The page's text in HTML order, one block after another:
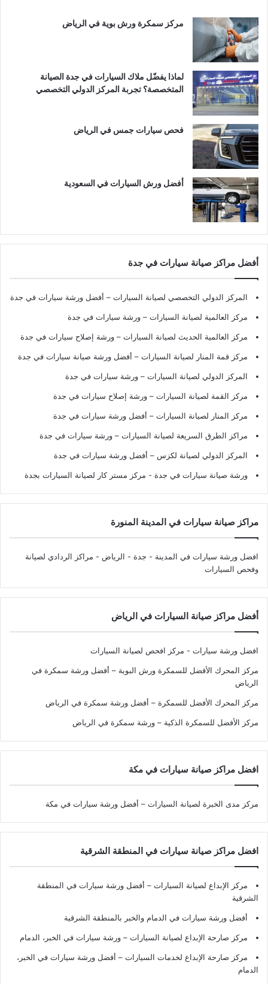
مركز سمكرة ورش بوية في الرياض
لماذا يفضّل ملاك السيارات في جدة الصيانة
المتخصصة؟ تجربة المركز الدولي التخصصي
فحص سيارات جمس في الرياض
أفضل ورش السيارات في السعودية
أفضل مراكز صيانة سيارات في جدة
المركز الدولي التخصصي لصيانة السيارات – أفضل ورشة سيارات في جدة
مركز العالمية لصيانة السيارات – ورشة سيارات في جدة
مركز العالمية الحديث لصيانة السيارات – ورشة إصلاح سيارات في جدة
مركز قمة المنار لصيانة السيارات – أفضل ورشة صيانة سيارات في جدة
المركز الدولي لصيانة السيارات – ورشة سيارات في جدة
مركز القمة لصيانة السيارات – ورشة إصلاح سيارات في جدة
مركز المنار لصيانة السيارات – أفضل ورشة سيارات في جدة
مراكز الطرق السريعة لصيانة السيارات – ورشة سيارات في جدة
المركز الدولي لصيانة لكزس – أفضل ورشة سيارات في جدة
ورشة صيانة سيارات في جدة - مركز مستر كار لصيانة السيارات بجدة
مراكز صيانة سيارات في المدينة المنورة
افضل ورشة سيارات في المدينة - جدة - الرياض - مراكز الردادي لصيانة
وفحص السيارات
أفضل مراكز صيانة السيارات في الرياض
افضل ورشة سيارات - مركز افحص لصيانة السيارات
مركز المحرك الأفضل للسمكرة ورش البوية – أفضل ورشة سمكرة في
الرياض
مركز المحرك الأفضل للسمكرة – أفضل ورشة سمكرة في الرياض
مركز الأفضل للسمكرة الذكية – ورشة سمكرة في الرياض
افضل مراكز صيانة سيارات في مكة
مركز مدى الخبرة لصيانة السيارات – أفضل ورشة سيارات في مكة
افضل مراكز صيانة سيارات في المنطقة الشرقية
مركز الإبداع لصيانة السيارات – أفضل ورشة سيارات في المنطقة
الشرقية
أفضل ورشة سيارات في الدمام والخبر بالمنطقة الشرقية
مركز صارحة الإبداع لصيانة السيارات – ورشة سيارات في الخبر، الدمام
مركز صارحة الإبداع لخدمات السيارات – أفضل ورشة سيارات في الخبر،
الدمام